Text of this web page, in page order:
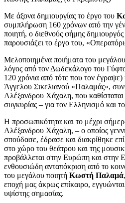
Με άξονα δημιουργίας το έργο του
συμπλήρωση 160 χρόνων από την
ποιητή, ο διεθνούς φήμης δημιουργός
παρουσιάζει το έργο του,
Μελοποιημένα ποιήματα του
λόγος από τον Δωδεκάλογο του
120 χρόνια από τότε που τον
Άγγελου Σικελιανού «Παλαμάς»,
Αλέξανδρου Χάχαλη, που
συγκυρίας – για τον Ελληνισμό και
Η προσωπικότητα και το μέχρι
Αλέξανδρου Χάχαλη, – ο οποίος
σπούδασε, έδρασε και διακρίθηκε
στο χώρο του θεάτρου και της
προβάλλεται στην Ευρώπη και στην
ενθουσιώδη ανταπόκριση από το
του μεγάλου ποιητή Κωστή Παλαμά
εποχή μας άκρως επίκαιρο,
υψίστης σημασίας.